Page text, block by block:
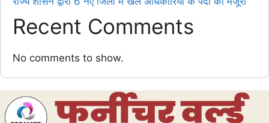
Recent Comments
No comments to show.